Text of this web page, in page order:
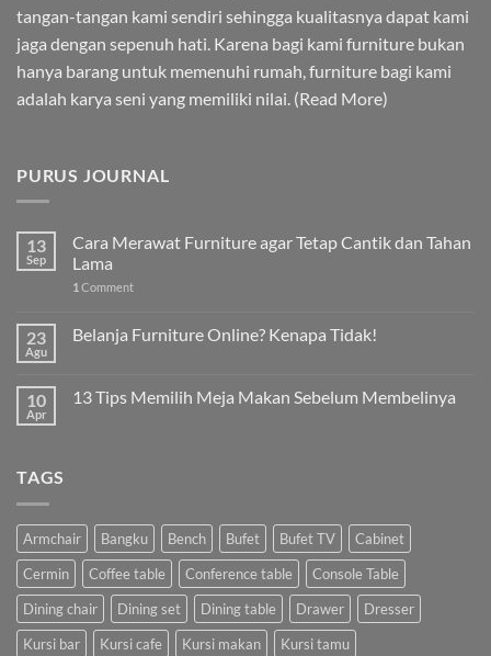
tangan-tangan kami sendiri sehingga kualitasnya dapat kami
jaga dengan sepenuh hati. Karena bagi kami furniture bukan
hanya barang untuk memenuhi rumah, furniture bagi kami
adalah karya seni yang memiliki nilai. (Read More)
PURUS JOURNAL
13
Sep
Cara Merawat Furniture agar Tetap Cantik dan Tahan
Lama
1 Comment
23
Agu
Belanja Furniture Online? Kenapa Tidak!
10
Apr
13 Tips Memilih Meja Makan Sebelum Membelinya
TAGS
Armchair Bangku Bench Bufet Bufet TV
Cabinet
Cermin
Coffee table Conference table
Console Table
Dining chair
Dining set Dining table Drawer
Dresser
Kursi bar
Kursi cafe Kursi makan
Kursi tamu